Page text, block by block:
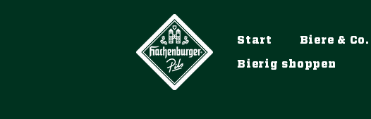
Start Biere & Co.
Bierig shoppen